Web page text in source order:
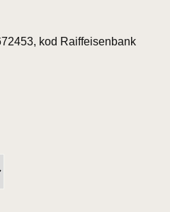
kod Raiffeisenbank